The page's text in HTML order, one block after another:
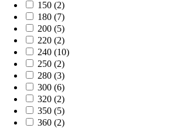
150 (2)
180 (7)
200 (5)
220 (2)
240 (10)
250 (2)
280 (3)
300 (6)
320 (2)
350 (5)
360 (2)